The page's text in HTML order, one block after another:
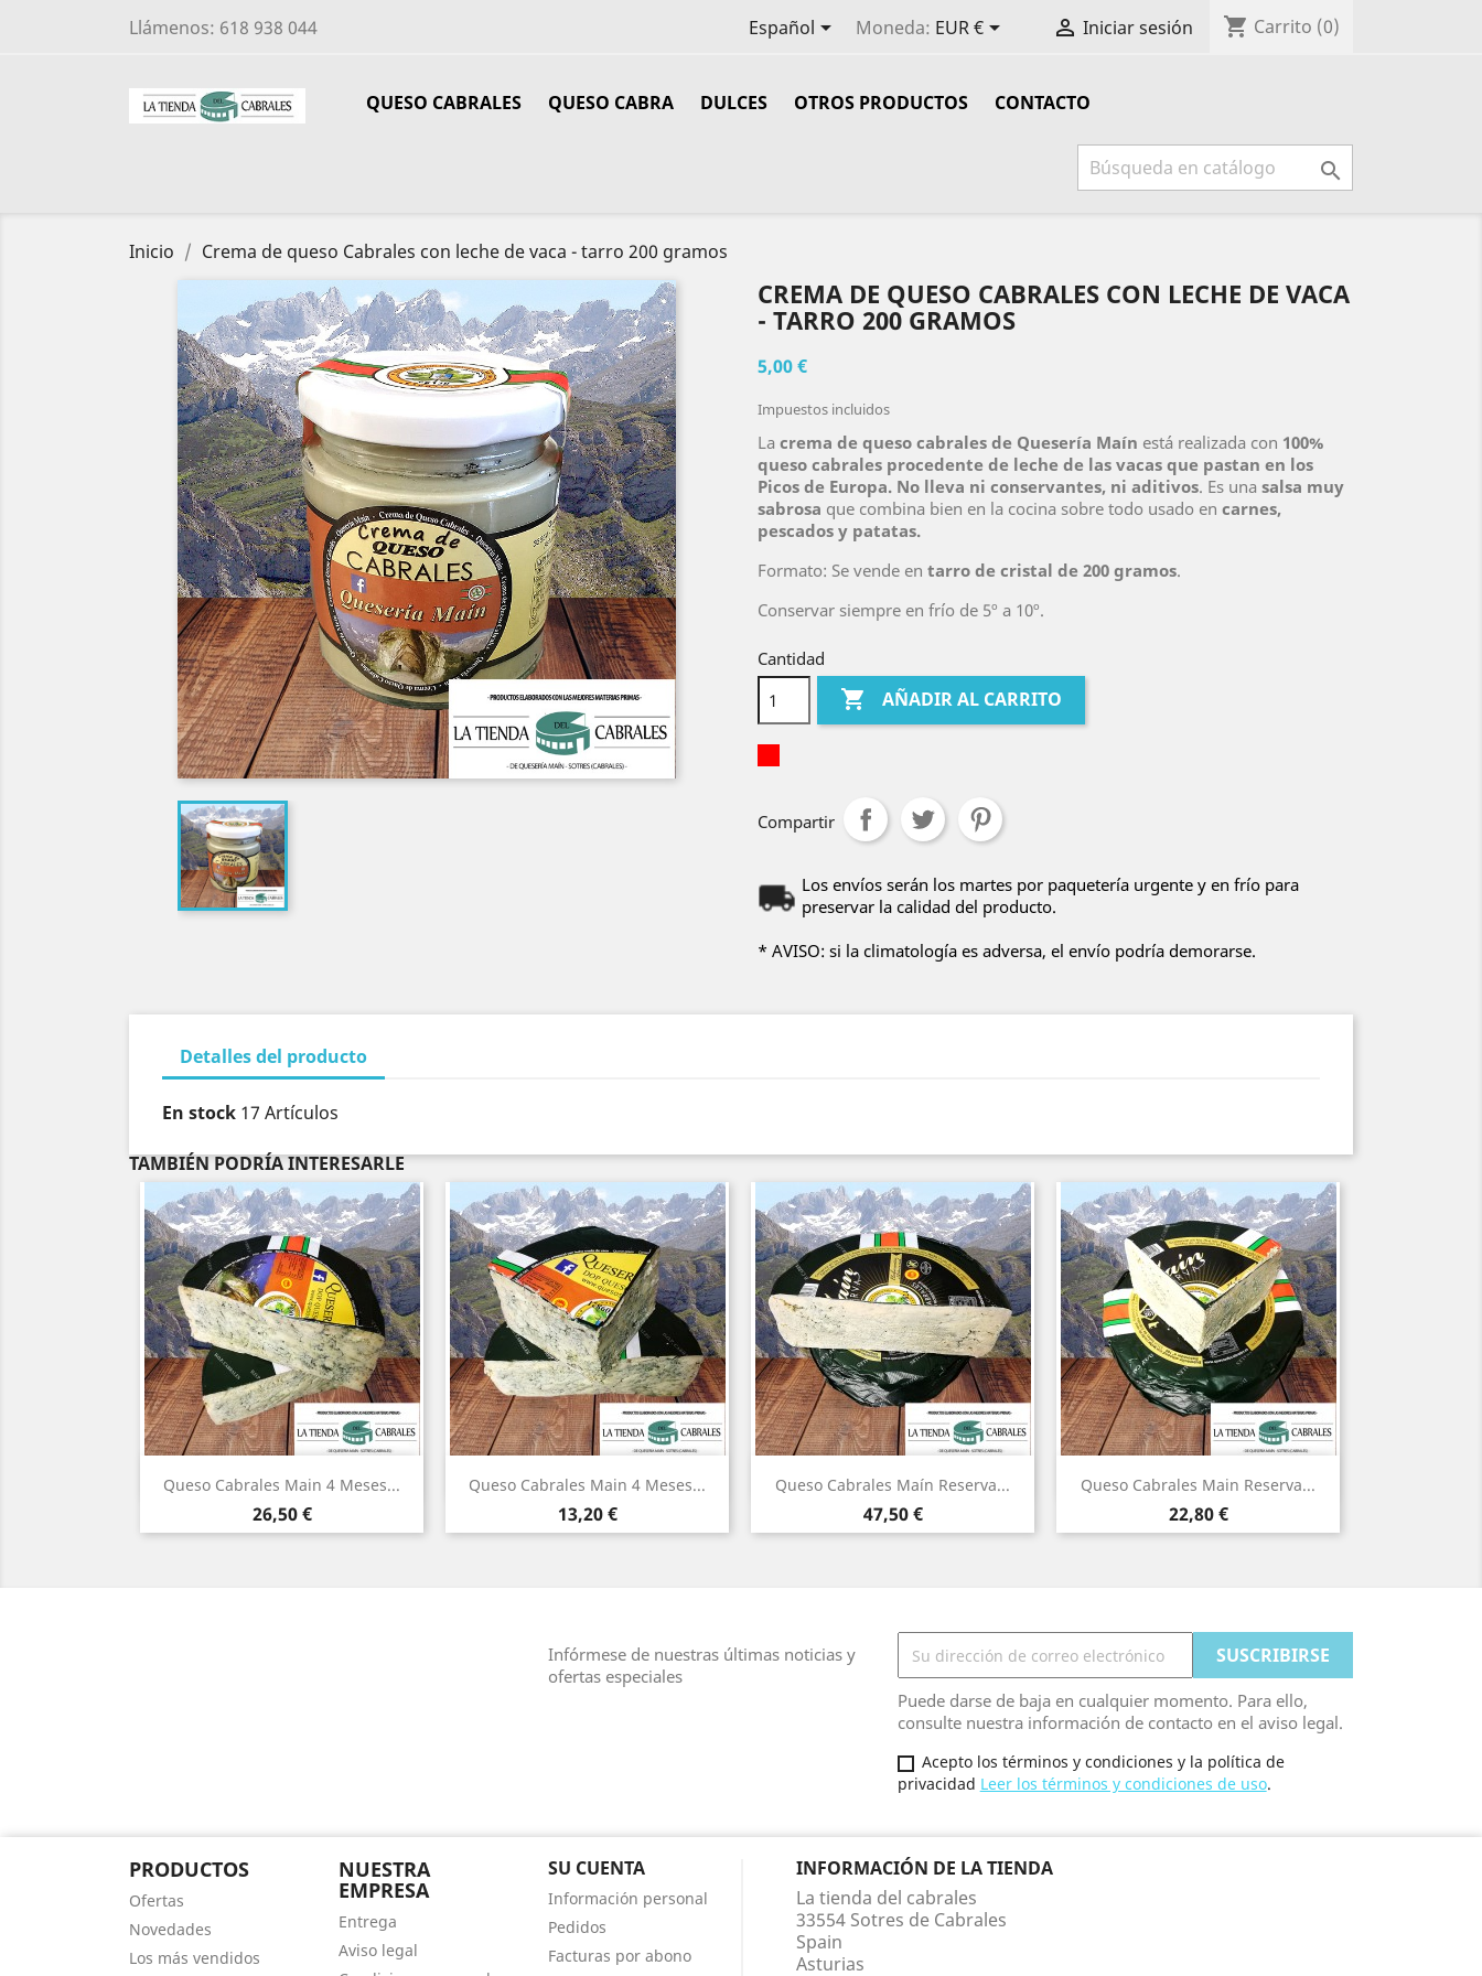
Llámenos: 618 938 044 Español Moneda: EUR €  Iniciar sesión shopping_cart Carrito (0)
QUESO CABRALES QUESO CABRA DULCES OTROS PRODUCTOS CONTACTO

Inicio Crema de queso Cabrales con leche de vaca - tarro 200 gramos
CREMA DE QUESO CABRALES CON LECHE DE VACA
- TARRO 200 GRAMOS
5,00 €
Impuestos incluidos
La crema de queso cabrales de Quesería Maín está realizada con 100%
queso cabrales procedente de leche de las vacas que pastan en los
Picos de Europa. No lleva ni conservantes, ni aditivos. Es una salsa muy
sabrosa que combina bien en la cocina sobre todo usado en carnes,
pescados y patatas.
Formato: Se vende en tarro de cristal de 200 gramos.
Conservar siempre en frío de 5º a 10º.
Cantidad
 AÑADIR AL CARRITO
Compartir
Los envíos serán los martes por paquetería urgente y en frío para
preservar la calidad del producto.
* AVISO: si la climatología es adversa, el envío podría demorarse.
Detalles del producto
En stock 17 Artículos
TAMBIÉN PODRÍA INTERESARLE
Queso Cabrales Main 4 Meses...
Precio
26,50 €
Vista rápida Queso Cabrales Main 4 Meses...
Precio
13,20 €
Vista rápida Queso Cabrales Maín Reserva...
Precio
47,50 €
Vista rápida Queso Cabrales Main Reserva...
Precio
22,80 €
Vista rápida
Infórmese de nuestras últimas noticias y
ofertas especiales
Puede darse de baja en cualquier momento. Para ello,
consulte nuestra información de contacto en el aviso legal.
Acepto los términos y condiciones y la política de
privacidad Leer los términos y condiciones de uso.
PRODUCTOS
Ofertas
Novedades
Los más vendidos
NUESTRA
EMPRESA
Entrega
Aviso legal
SU CUENTA
Información personal
Pedidos
Facturas por abono
INFORMACIÓN DE LA TIENDA
La tienda del cabrales
33554 Sotres de Cabrales
Spain
Asturias